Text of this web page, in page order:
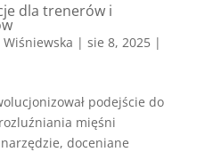
dla trenerów i
| sie 8, 2025|
podejście do
mięśni
doceniane